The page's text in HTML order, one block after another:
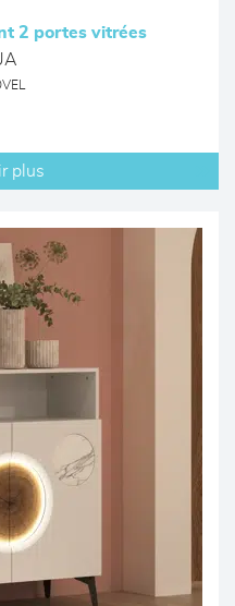
2 portes vitrées
plus